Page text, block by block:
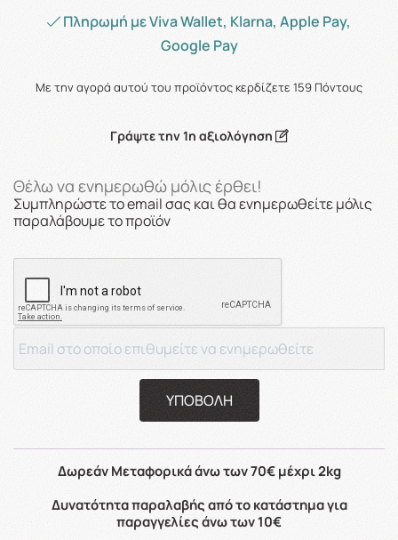
Πληρωμή με Viva Wallet, Klarna, Apple Pay,
Google Pay
Με την αγορά αυτού του προϊόντος κερδίζετε 159 Πόντους
Γράψτε την 1η αξιολόγηση
Θέλω να ενημερωθώ μόλις έρθει!
Συμπληρώστε το email σας και θα ενημερωθείτε μόλις
παραλάβουμε το προϊόν
ΥΠΟΒΟΛΗ
Δωρεάν Μεταφορικά άνω των 70€ μέχρι 2kg
Δυνατότητα παραλαβής από το κατάστημα για
παραγγελίες άνω των 10€